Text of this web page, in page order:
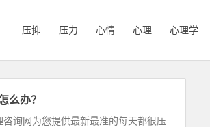
压抑 压力 心情 心理 心理学
么办？
询网为您提供最新最准的每天都很压